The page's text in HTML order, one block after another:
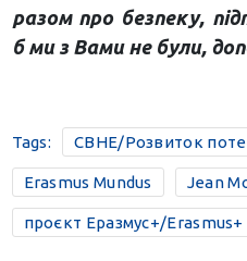
разом про безпеку,
б ми з Вами не були,
Tags: CBHE/Розвиток
Erasmus Mundus Jean
проєкт Еразмус+/